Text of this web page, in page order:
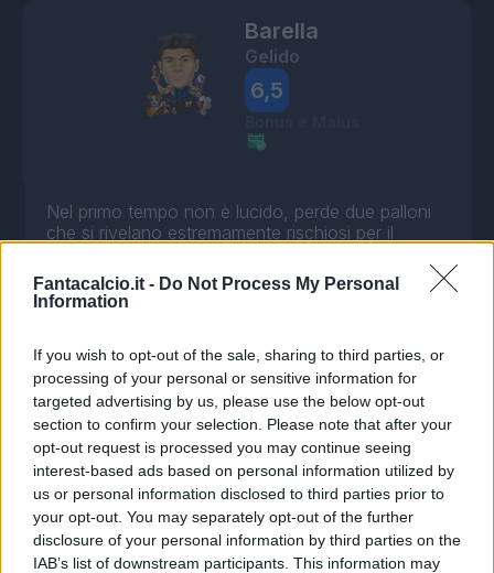
Fantacalcio.it - Do Not Process My Personal
Information
If you wish to opt-out of the sale, sharing to third parties, or
processing of your personal or sensitive information for
targeted advertising by us, please use the below opt-out
section to confirm your selection. Please note that after your
opt-out request is processed you may continue seeing
interest-based ads based on personal information utilized by
us or personal information disclosed to third parties prior to
your opt-out. You may separately opt-out of the further
disclosure of your personal information by third parties on the
IAB’s list of downstream participants. This information may
Barella
Gelido
6,5
Nel primo tempo non è lucido, perde due palloni
che si rivelano estremamente rischiosi per il
acquisisce la freddezza necessaria per
trasformare il rigore della vittoria al 95'.